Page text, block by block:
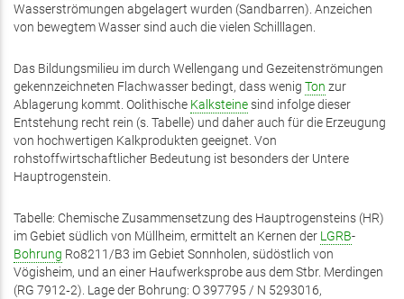
Wasserströmungen abgelagert wurden (Sandbarren). Anzeichen
von bewegtem Wasser sind auch die vielen Schilllagen.
Das Bildungsmilieu im durch Wellengang und Gezeitenströmungen
gekennzeichneten Flachwasser bedingt, dass wenig Ton zur
Ablagerung kommt. Oolithische Kalksteinesind infolge dieser
Entstehung recht rein (s. Tabelle) und daher auch für die Erzeugung
von hochwertigen Kalkprodukten geeignet. Von
rohstoffwirtschaftlicher Bedeutung ist besonders der Untere
Hauptrogenstein.
Tabelle: Chemische Zusammensetzung des Hauptrogensteins (HR)
im Gebiet südlich von Müllheim, ermittelt an Kernen der LGRB-
Bohrung Ro8211/B3 im Gebiet Sonnholen, südöstlich von
Vögisheim, und an einer Haufwerksprobe aus dem Stbr. Merdingen
(RG 7912‑2). Lage der Bohrung: O 397795 / N 5293016,